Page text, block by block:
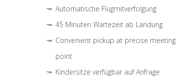
Automatische Flugmitverfolgung
45 Minuten Wartezeit ab Landung
Convenient pickup at precise meeting
point
Kindersitze verfügbar auf Anfrage